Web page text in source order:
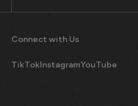
Connect with Us
TikTokInstagramYouTube